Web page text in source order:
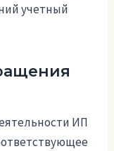
учетный
ИП